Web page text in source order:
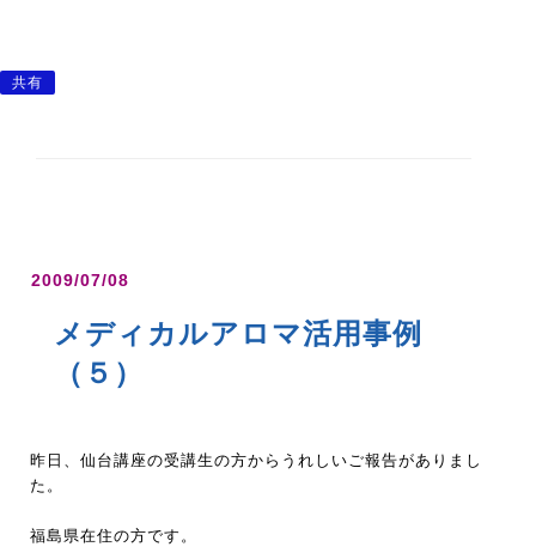
共有
2009/07/08
メディカルアロマ活用事例
（５）
昨日、仙台講座の受講生の方からうれしいご報告がありまし
た。
福島県在住の方です。